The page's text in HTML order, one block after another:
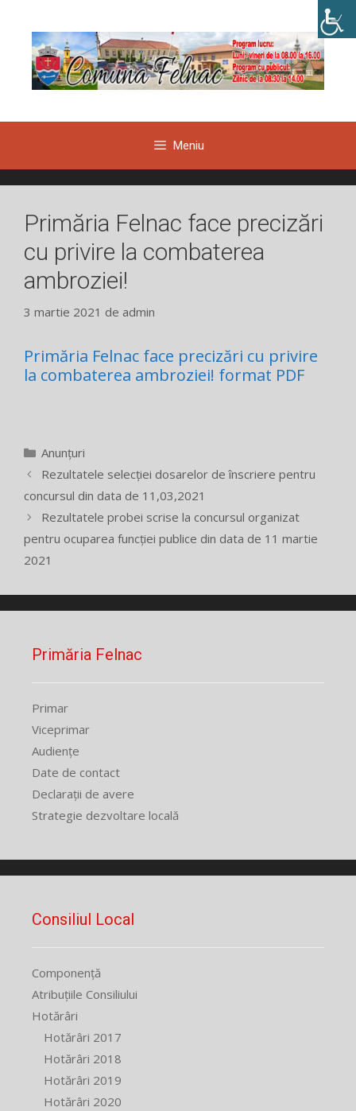
conținut
Meniu
Primăria Felnac face precizări
cu privire la combaterea
ambroziei!
3 martie 2021 de admin
Primăria Felnac face precizări cu privire
la combaterea ambroziei! format PDF
Categorii
Anunțuri
Rezultatele selecției dosarelor de înscriere pentru
concursul din data de 11,03,2021
Rezultatele probei scrise la concursul organizat
pentru ocuparea funcției publice din data de 11 martie
2021
Primăria Felnac
Primar
Viceprimar
Audiențe
Date de contact
Declarații de avere
Strategie dezvoltare locală
Consiliul Local
Componență
Atribuțiile Consiliului
Hotărâri
Hotărâri 2017
Hotărâri 2018
Hotărâri 2019
Hotărâri 2020